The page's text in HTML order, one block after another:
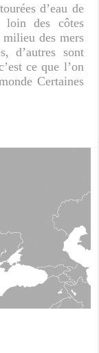
d’eau de
des côtes
des mers
d’autres sont
ce que l’on
Certaines